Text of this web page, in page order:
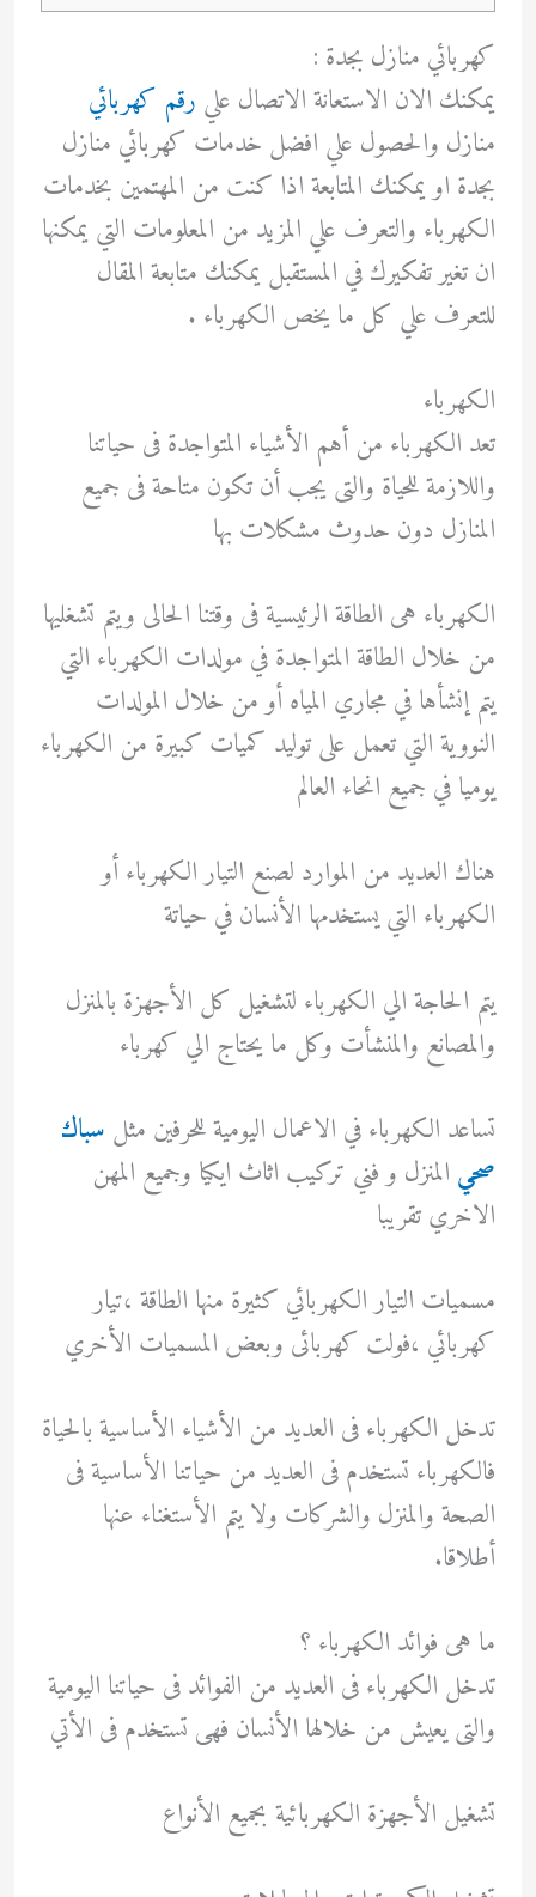
كهربائي منازل بجدة :
يمكنك الان الاستعانة الاتصال علي رقم كهربائي
منازل والحصول علي افضل خدمات كهربائي منازل
بجدة او يمكنك المتابعة اذا كنت من المهتمين بخدمات
الكهرباء والتعرف علي المزيد من المعلومات التي يمكنها
ان تغير تفكيرك في المستقبل يمكنك متابعة المقال
للتعرف علي كل ما يخص الكهرباء .
الكهرباء
تعد الكهرباء من أهم الأشياء المتواجدة فى حياتنا
واللازمة للحياة والتى يجب أن تكون متاحة فى جميع
المنازل دون حدوث مشكلات بها
الكهرباء هى الطاقة الرئيسية فى وقتنا الحالى ويتم تشغليها
من خلال الطاقة المتواجدة في مولدات الكهرباء التي
يتم إنشأها في مجاري المياه أو من خلال المولدات
النووية التي تعمل على توليد كميات كبيرة من الكهرباء
يوميا في جميع انحاء العالم
هناك العديد من الموارد لصنع التيار الكهرباء أو
الكهرباء التي يستخدمها الأنسان في حياتة
يتم الحاجة الي الكهرباء لتشغيل كل الأجهزة بالمنزل
والمصانع والمنشأت وكل ما يحتاج الي كهرباء
تساعد الكهرباء في الاعمال اليومية للحرفين مثل سباك
صحي المنزل و فني تركيب اثاث ايكيا وجميع المهن
الاخري تقريبا
مسميات التيار الكهربائي كثيرة منها الطاقة ،تيار
كهربائي ،فولت كهربائى وبعض المسميات الأخري
تدخل الكهرباء فى العديد من الأشياء الأساسية بالحياة
فالكهرباء تستخدم فى العديد من حياتنا الأساسية فى
الصحة والمنزل والشركات ولا يتم الأستغناء عنها
أطلاقا.
ما هى فوائد الكهرباء ؟
تدخل الكهرباء فى العديد من الفوائد فى حياتنا اليومية
والتى يعيش من خلالها الأنسان فهى تستخدم فى الأتي
تشغيل الأجهزة الكهربائية بجميع الأنواع